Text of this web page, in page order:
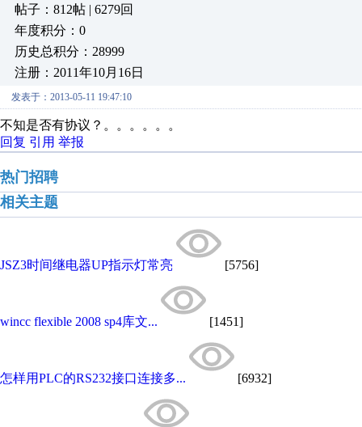
帖子：812帖 | 6279回
年度积分：0
历史总积分：28999
注册：2011年10月16日
发表于：2013-05-11 19:47:10
不知是否有协议？。。。。。。
回复 引用 举报
热门招聘
相关主题
JSZ3时间继电器UP指示灯常亮 [5756]
wincc flexible 2008 sp4库文... [1451]
怎样用PLC的RS232接口连接多... [6932]